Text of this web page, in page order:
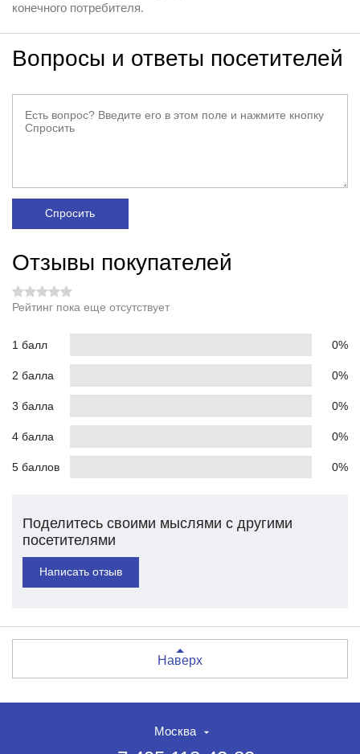
конечного потребителя.
Вопросы и ответы посетителей
Спросить
Отзывы покупателей
Рейтинг пока еще отсутствует
1 балл 0%
2 балла 0%
3 балла 0%
4 балла 0%
5 баллов 0%
Поделитесь своими мыслями с другими
посетителями
Написать отзыв
Наверх
Москва